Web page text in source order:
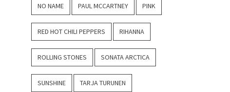
NO NAME PAUL MCCARTNEY PINK
RED HOT CHILI PEPPERS RIHANNA
ROLLING STONES SONATA ARCTICA
SUNSHINE TARJA TURUNEN